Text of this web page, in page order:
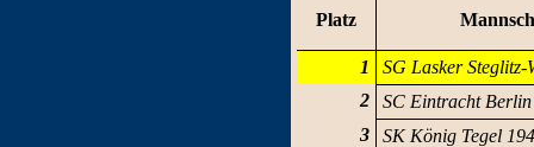
Platz
1
SG Lasker
2
SC Eintracht Berlin
3
SK König Tegel